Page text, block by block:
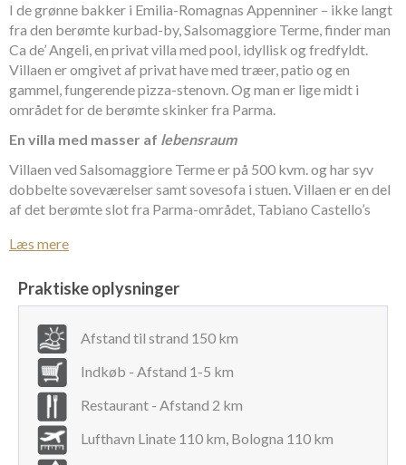
I de grønne bakker i Emilia-Romagnas Appenniner – ikke langt
fra den berømte kurbad-by, Salsomaggiore Terme, finder man
Ca de’ Angeli, en privat villa med pool, idyllisk og fredfyldt.
Villaen er omgivet af privat have med træer, patio og en
gammel, fungerende pizza-stenovn. Og man er lige midt i
området for de berømte skinker fra Parma.
En villa med masser af lebensraum
Villaen ved Salsomaggiore Terme er på 500 kvm. og har syv
dobbelte soveværelser samt sovesofa i stuen. Villaen er en del
af det berømte slot fra Parma-området, Tabiano Castello’s
privat villa med pool. Villaen indeholder fem badeværelser,
veludstyret køkken. Alle møbler i villaen er smagfulde og
velholdt antikke og står godt til de rustikke vægge og de
kraftige egetræsbjælker. Der er wi-fi, aircondition og
mosquito-net i alle værelser.
Villa ved slot med wellness og restauranter
Fra den private villa med pool er der kun et par minutters
kørsel til Antico Borgo Tabiano Castello, der i dag fungerer
som luksuriøst hotel et par kilometer fra Salsomaggiore
Læs mere
Praktiske oplysninger
Afstand til strand 150 km
Indkøb - Afstand 1-5 km
Restaurant - Afstand 2 km
Lufthavn Linate 110 km, Bologna 110 km